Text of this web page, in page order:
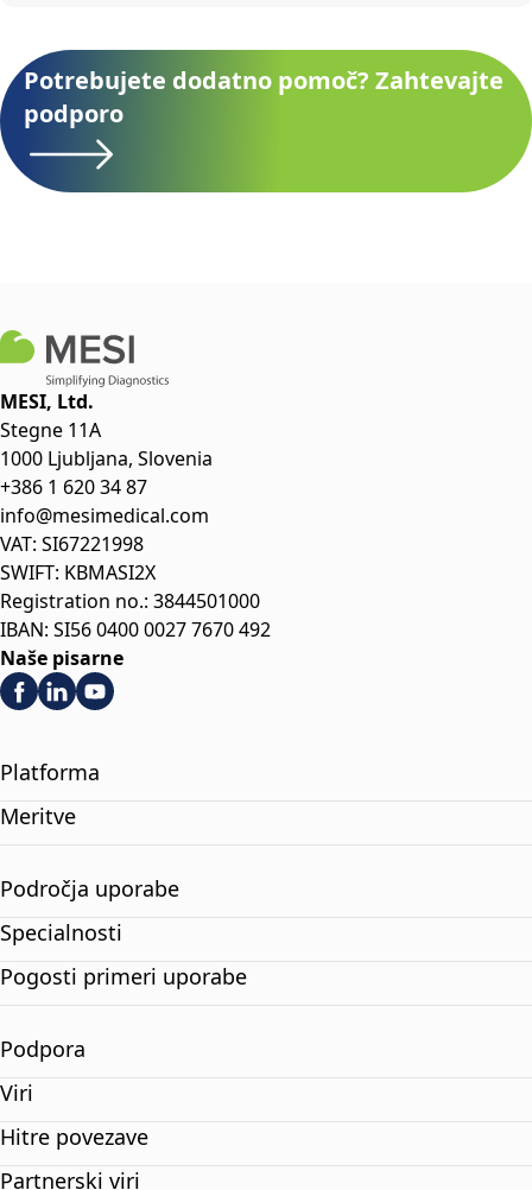
Potrebujete dodatno pomoč? Zahtevajte
podporo
MESI, Ltd.
Stegne 11A
1000 Ljubljana, Slovenia
+386 1 620 34 87
info@mesimedical.com
VAT: SI67221998
SWIFT: KBMASI2X
Registration no.: 3844501000
IBAN: SI56 0400 0027 7670 492
Naše pisarne
Platforma
Meritve
Področja uporabe
Specialnosti
Pogosti primeri uporabe
Podpora
Viri
Hitre povezave
Partnerski viri